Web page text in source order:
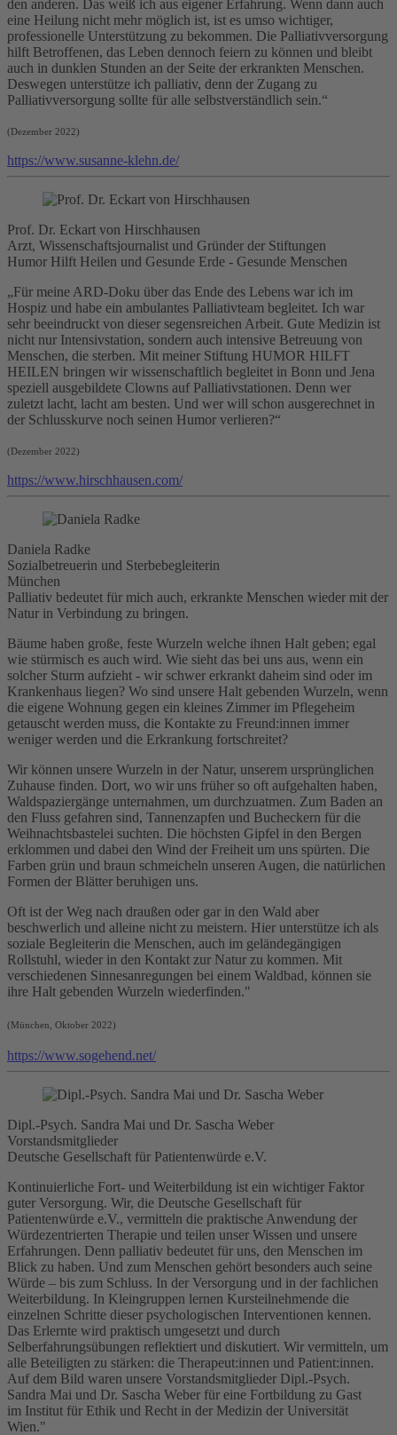
den anderen. Das weiß ich aus eigener Erfahrung. Wenn dann auch
eine Heilung nicht mehr möglich ist, ist es umso wichtiger,
professionelle Unterstützung zu bekommen. Die Palliativversorgung
hilft Betroffenen, das Leben dennoch feiern zu können und bleibt
auch in dunklen Stunden an der Seite der erkrankten Menschen.
Deswegen unterstütze ich palliativ, denn der Zugang zu
Palliativversorgung sollte für alle selbstverständlich sein.“
(Dezember 2022)
https://www.susanne-klehn.de/
Prof. Dr. Eckart von Hirschhausen
Arzt, Wissenschaftsjournalist und Gründer der Stiftungen
Humor Hilft Heilen und Gesunde Erde - Gesunde Menschen
„Für meine ARD-Doku über das Ende des Lebens war ich im
Hospiz und habe ein ambulantes Palliativteam begleitet. Ich war
sehr beeindruckt von dieser segensreichen Arbeit. Gute Medizin ist
nicht nur Intensivstation, sondern auch intensive Betreuung von
Menschen, die sterben. Mit meiner Stiftung HUMOR HILFT
HEILEN bringen wir wissenschaftlich begleitet in Bonn und Jena
speziell ausgebildete Clowns auf Palliativstationen. Denn wer
zuletzt lacht, lacht am besten. Und wer will schon ausgerechnet in
der Schlusskurve noch seinen Humor verlieren?“
(Dezember 2022)
https://www.hirschhausen.com/
Daniela Radke
Sozialbetreuerin und Sterbebegleiterin
München
Palliativ bedeutet für mich auch, erkrankte Menschen wieder mit der
Natur in Verbindung zu bringen.
Bäume haben große, feste Wurzeln welche ihnen Halt geben; egal
wie stürmisch es auch wird. Wie sieht das bei uns aus, wenn ein
solcher Sturm aufzieht - wir schwer erkrankt daheim sind oder im
Krankenhaus liegen? Wo sind unsere Halt gebenden Wurzeln, wenn
die eigene Wohnung gegen ein kleines Zimmer im Pflegeheim
getauscht werden muss, die Kontakte zu Freund:innen immer
weniger werden und die Erkrankung fortschreitet?
Wir können unsere Wurzeln in der Natur, unserem ursprünglichen
Zuhause finden. Dort, wo wir uns früher so oft aufgehalten haben,
Waldspaziergänge unternahmen, um durchzuatmen. Zum Baden an
den Fluss gefahren sind, Tannenzapfen und Bucheckern für die
Weihnachtsbastelei suchten. Die höchsten Gipfel in den Bergen
erklommen und dabei den Wind der Freiheit um uns spürten. Die
Farben grün und braun schmeicheln unseren Augen, die natürlichen
Formen der Blätter beruhigen uns.
Oft ist der Weg nach draußen oder gar in den Wald aber
beschwerlich und alleine nicht zu meistern. Hier unterstütze ich als
soziale Begleiterin die Menschen, auch im geländegängigen
Rollstuhl, wieder in den Kontakt zur Natur zu kommen. Mit
verschiedenen Sinnesanregungen bei einem Waldbad, können sie
ihre Halt gebenden Wurzeln wiederfinden."
(München, Oktober 2022)
https://www.sogehend.net/
Dipl.-Psych. Sandra Mai und Dr. Sascha Weber
Vorstandsmitglieder
Deutsche Gesellschaft für Patientenwürde e.V.
Kontinuierliche Fort- und Weiterbildung ist ein wichtiger Faktor
guter Versorgung. Wir, die Deutsche Gesellschaft für
Patientenwürde e.V., vermitteln die praktische Anwendung der
Würdezentrierten Therapie und teilen unser Wissen und unsere
Erfahrungen. Denn palliativ bedeutet für uns, den Menschen im
Blick zu haben. Und zum Menschen gehört besonders auch seine
Würde – bis zum Schluss. In der Versorgung und in der fachlichen
Weiterbildung. In Kleingruppen lernen Kursteilnehmende die
einzelnen Schritte dieser psychologischen Interventionen kennen.
Das Erlernte wird praktisch umgesetzt und durch
Selberfahrungsübungen reflektiert und diskutiert. Wir vermitteln, um
alle Beteiligten zu stärken: die Therapeut:innen und Patient:innen.
Auf dem Bild waren unsere Vorstandsmitglieder Dipl.-Psych.
Sandra Mai und Dr. Sascha Weber für eine Fortbildung zu Gast
im Institut für Ethik und Recht in der Medizin der Universität
Wien."